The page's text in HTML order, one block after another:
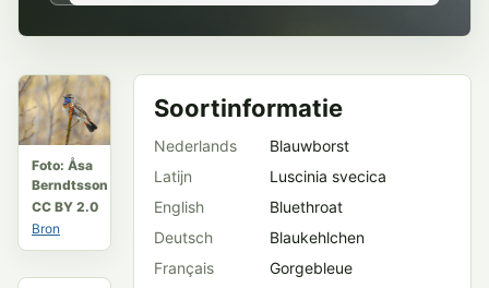
Foto: Åsa
Berndtsson
CC BY 2.0
Bron
Soortinformatie
Nederlands
Blauwborst
Latijn
Luscinia svecica
English
Bluethroat
Deutsch
Blaukehlchen
Français
Gorgebleue